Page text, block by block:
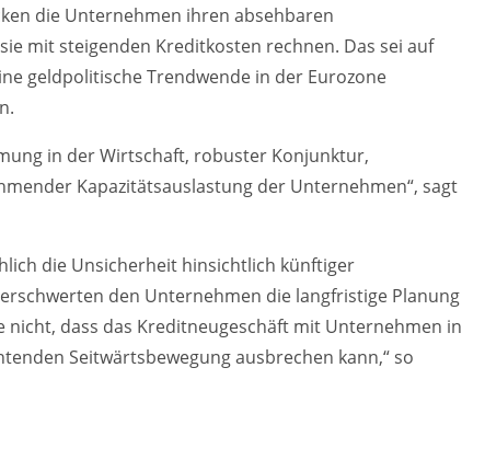
die Unternehmen ihren absehbaren
mit steigenden Kreditkosten rechnen. Das sei auf
geldpolitische Trendwende in der Eurozone
in der Wirtschaft, robuster Konjunktur,
Kapazitätsauslastung der Unternehmen“, sagt
die Unsicherheit hinsichtlich künftiger
den Unternehmen die langfristige Planung
dass das Kreditneugeschäft mit Unternehmen in
Seitwärtsbewegung ausbrechen kann,“ so